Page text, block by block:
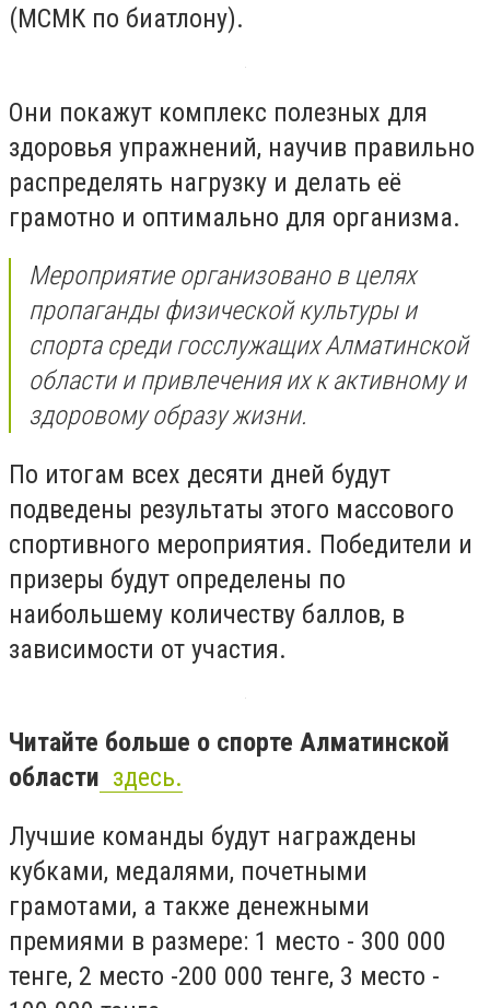
(МСМК по биатлону).
Они покажут комплекс полезных для
здоровья упражнений, научив правильно
распределять нагрузку и делать её
грамотно и оптимально для организма.
Мероприятие организовано в целях
пропаганды физической культуры и
спорта среди госслужащих Алматинской
области и привлечения их к активному и
здоровому образу жизни.
По итогам всех десяти дней будут
подведены результаты этого массового
спортивного мероприятия. Победители и
призеры будут определены по
наибольшему количеству баллов, в
зависимости от участия.
Читайте больше о спорте Алматинской
области здесь.
Лучшие команды будут награждены
кубками, медалями, почетными
грамотами, а также денежными
премиями в размере: 1 место - 300 000
тенге, 2 место -200 000 тенге, 3 место -